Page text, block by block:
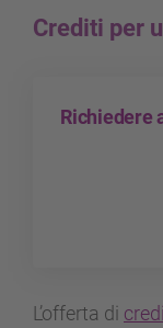
Crediti per
Richiedere
L’offerta di